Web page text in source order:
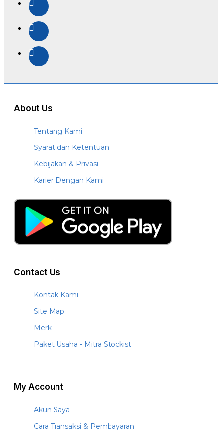
About Us
Tentang Kami
Syarat dan Ketentuan
Kebijakan & Privasi
Karier Dengan Kami
Contact Us
Kontak Kami
Site Map
Merk
Paket Usaha - Mitra Stockist
My Account
Akun Saya
Cara Transaksi & Pembayaran